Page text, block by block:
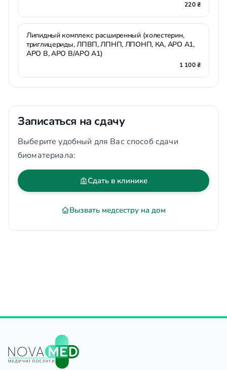
220 ₴
Липидный комплекс расширенный (холестерин,
триглицериды, ЛПВП, ЛПНП, ЛПОНП, КА, АPO А1,
АPO В, АPO В/АPO А1)
1 100 ₴
Записаться на сдачу
Выберите удобный для Вас способ сдачи
биоматериала:
Сдать в клинике
Вызвать медсестру на дом